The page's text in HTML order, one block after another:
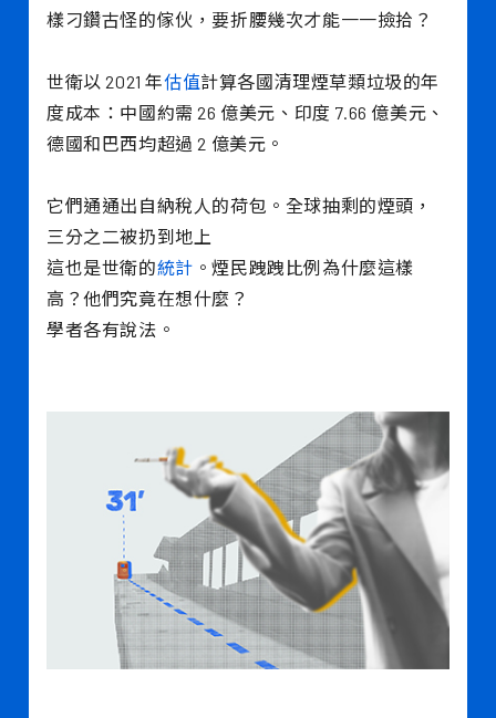
樣刁鑽古怪的傢伙，要折腰幾次才能一一撿拾？
世衛以 2021 年估值計算各國清理煙草類垃圾的年
度成本：中國約需 26 億美元、印度 7.66 億美元、
德國和巴西均超過 2 億美元。
它們通通出自納稅人的荷包。全球抽剩的煙頭，
三分之二被扔到地上
這也是世衛的統計 。煙民跩跩比例為什麼這樣
高？他們究竟在想什麼？
學者各有說法。